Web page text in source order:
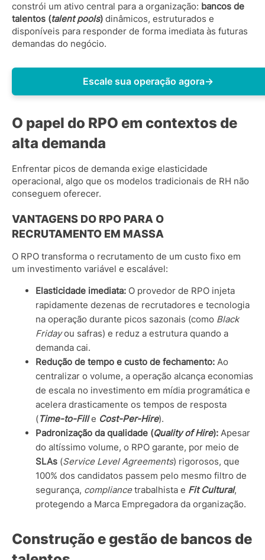
constrói um ativo central para a organização: bancos de
talentos (talent pools) dinâmicos, estruturados e
disponíveis para responder de forma imediata às futuras
demandas do negócio.
Escale sua operação agora→
O papel do RPO em contextos de
alta demanda
Enfrentar picos de demanda exige elasticidade
operacional, algo que os modelos tradicionais de RH não
conseguem oferecer.
VANTAGENS DO RPO PARA O
RECRUTAMENTO EM MASSA
O RPO transforma o recrutamento de um custo fixo em
um investimento variável e escalável:
Elasticidade imediata: O provedor de RPO injeta
rapidamente dezenas de recrutadores e tecnologia
na operação durante picos sazonais (como Black
Fridayou safras) e reduz a estrutura quando a
demanda cai.
Redução de tempo e custo de fechamento: Ao
centralizar o volume, a operação alcança economias
de escala no investimento em mídia programática e
acelera drasticamente os tempos de resposta
(Time-to-Fille Cost-Per-Hire).
Padronização da qualidade (Quality of Hire): Apesar
do altíssimo volume, o RPO garante, por meio de
SLAs (Service Level Agreements) rigorosos, que
100% dos candidatos passem pelo mesmo filtro de
segurança, compliancetrabalhista e Fit Cultural,
protegendo a Marca Empregadora da organização.
Construção e gestão de bancos de